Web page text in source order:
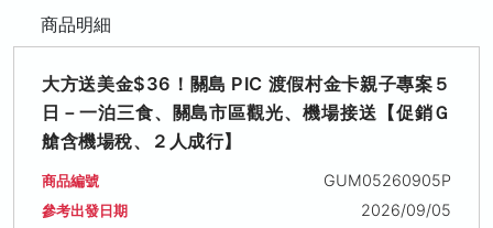
商品明細
大方送美金$36！關島 PIC 渡假村金卡親子專案５
日－一泊三食、關島市區觀光、機場接送【促銷Ｇ
艙含機場稅、２人成行】
商品編號 GUM05260905P
參考出發日期 2026/09/05